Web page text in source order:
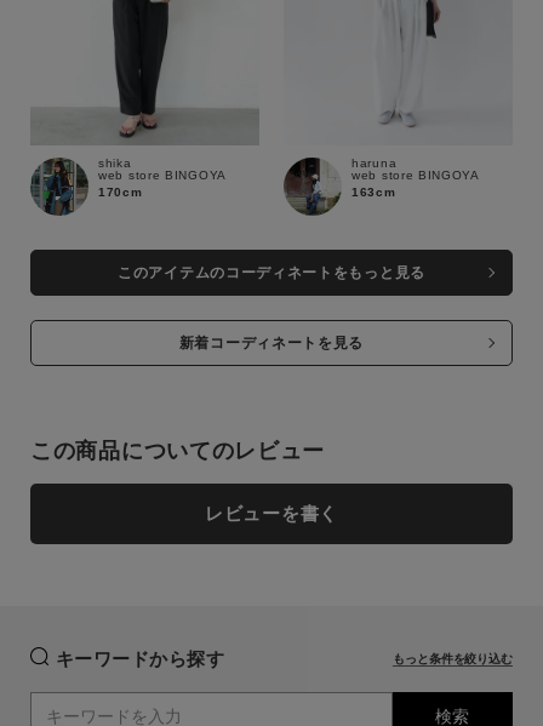
shika
web store BINGOYA
170cm
haruna
web store BINGOYA
163cm
このアイテムのコーディネートをもっと見る
新着コーディネートを見る
この商品についてのレビュー
レビューを書く
キーワードから探す もっと条件を絞り込む
検索